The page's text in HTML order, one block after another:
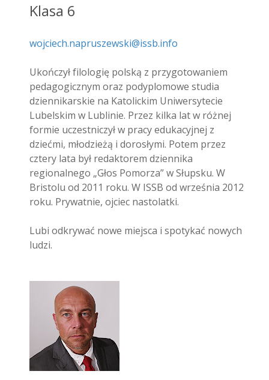
Klasa 6
wojciech.napruszewski@issb.info
Ukończył filologię polską z przygotowaniem
pedagogicznym oraz podyplomowe studia
dziennikarskie na Katolickim Uniwersytecie
Lubelskim w Lublinie. Przez kilka lat w różnej
formie uczestniczył w pracy edukacyjnej z
dziećmi, młodzieżą i dorosłymi. Potem przez
cztery lata był redaktorem dziennika
regionalnego „Głos Pomorza” w Słupsku. W
Bristolu od 2011 roku. W ISSB od września 2012
roku. Prywatnie, ojciec nastolatki.
Lubi odkrywać nowe miejsca i spotykać nowych
ludzi.